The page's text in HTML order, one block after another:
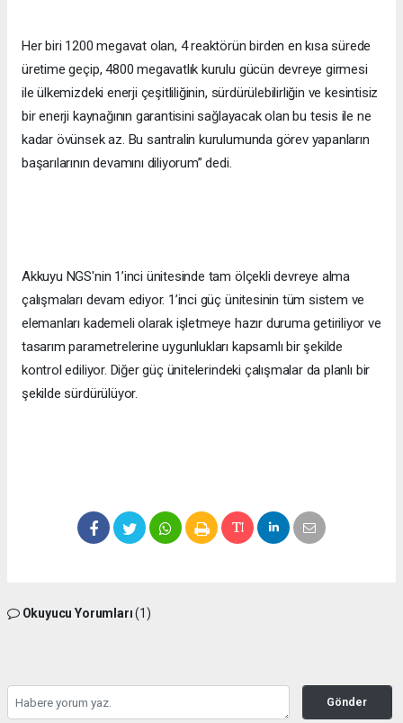
Her biri 1200 megavat olan, 4 reaktörün birden en kısa sürede
üretime geçip, 4800 megavatlık kurulu gücün devreye girmesi
ile ülkemizdeki enerji çeşitliliğinin, sürdürülebilirliğin ve kesintisiz
bir enerji kaynağının garantisini sağlayacak olan bu tesis ile ne
kadar övünsek az. Bu santralin kurulumunda görev yapanların
başarılarının devamını diliyorum” dedi.
Akkuyu NGS'nin 1’inci ünitesinde tam ölçekli devreye alma
çalışmaları devam ediyor. 1’inci güç ünitesinin tüm sistem ve
elemanları kademeli olarak işletmeye hazır duruma getiriliyor ve
tasarım parametrelerine uygunlukları kapsamlı bir şekilde
kontrol ediliyor. Diğer güç ünitelerindeki çalışmalar da planlı bir
şekilde sürdürülüyor.
Okuyucu Yorumları(1)
Gönder